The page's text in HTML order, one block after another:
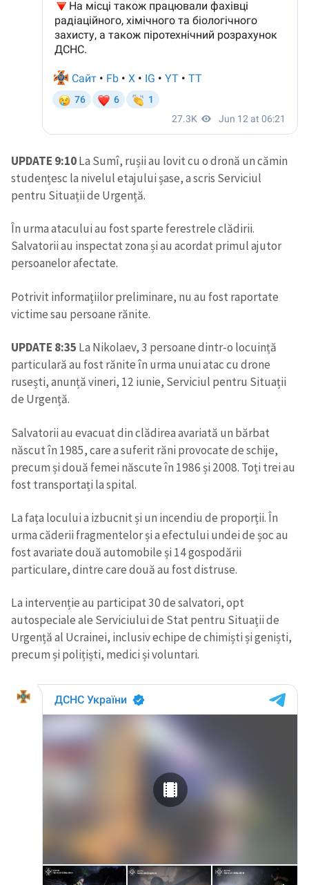
UPDATE 9:10La Sumî, rușii au lovit cu o dronă un cămin
studențesc la nivelul etajului șase, a scris Serviciul
pentru Situații de Urgență.
În urma atacului au fost sparte ferestrele clădirii.
Salvatorii au inspectat zona și au acordat primul ajutor
persoanelor afectate.
Potrivit informațiilor preliminare, nu au fost raportate
victime sau persoane rănite.
UPDATE 8:35 La Nikolaev, 3 persoane dintr-o locuință
particulară au fost rănite în urma unui atac cu drone
rusești, anunță vineri, 12 iunie, Serviciul pentru Situații
de Urgență.
Salvatorii au evacuat din clădirea avariată un bărbat
născut în 1985, care a suferit răni provocate de schije,
precum și două femei născute în 1986 și 2008. Toți trei au
fost transportați la spital.
La fața locului a izbucnit și un incendiu de proporții. În
urma căderii fragmentelor și a efectului undei de șoc au
fost avariate două automobile și 14 gospodării
particulare, dintre care două au fost distruse.
La intervenție au participat 30 de salvatori, opt
autospeciale ale Serviciului de Stat pentru Situații de
Urgență al Ucrainei, inclusiv echipe de chimiști și geniști,
precum și polițiști, medici și voluntari.
CONTACT SURSĂ
Sursă anonimă
Nume+ Numele meu
Telefon
+ Telefon personal
Am citit și sunt de
confidențialitate
TRIMITE ȘTIREA